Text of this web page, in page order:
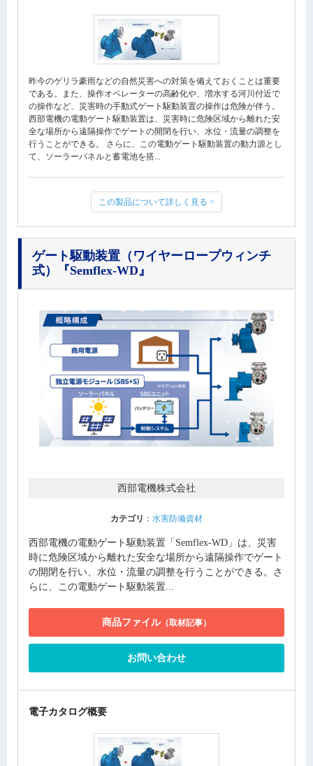
昨今のゲリラ豪雨などの自然災害への対策を備えておくことは重要
である。また、操作オペレーターの高齢化や、増水する河川付近で
の操作など、災害時の手動式ゲート駆動装置の操作は危険が伴う。
西部電機の電動ゲート駆動装置は、災害時に危険区域から離れた安
全な場所から遠隔操作でゲートの開閉を行い、水位・流量の調整を
行うことができる。 さらに、この電動ゲート駆動装置の動力源とし
て、ソーラーパネルと蓄電池を搭...
この製品について詳しく見る >
ゲート駆動装置（ワイヤーロープウィンチ
式）
『Semflex-WD』
西部電機株式会社
カテゴリ ： 水害防備資材
西部電機の電動ゲート駆動装置「Semflex-WD」は、災害
時に危険区域から離れた安全な場所から遠隔操作でゲート
の開閉を行い、水位・流量の調整を行うことができる。さ
らに、この電動ゲート駆動装置...
商品ファイル（取材記事）
お問い合わせ
電子カタログ概要